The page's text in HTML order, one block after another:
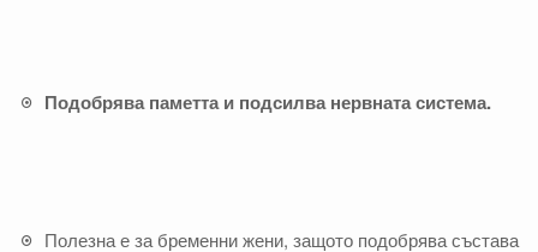
Подобрява паметта и подсилва нервната система.
Полезна е за бременни жени, защото подобрява състава